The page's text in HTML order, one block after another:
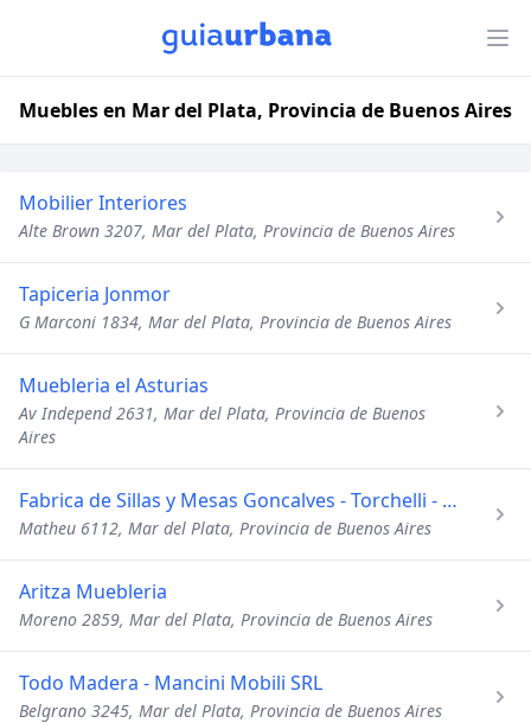
Muebles en Mar del Plata, Provincia de Buenos Aires
Mobilier Interiores
Alte Brown 3207, Mar del Plata, Provincia de Buenos Aires
Tapiceria Jonmor
G Marconi 1834, Mar del Plata, Provincia de Buenos Aires
Muebleria el Asturias
Av Independ 2631, Mar del Plata, Provincia de Buenos
Aires
Fabrica de Sillas y Mesas Goncalves - Torchelli - Taylor
Matheu 6112, Mar del Plata, Provincia de Buenos Aires
Aritza Muebleria
Moreno 2859, Mar del Plata, Provincia de Buenos Aires
Todo Madera - Mancini Mobili SRL
Belgrano 3245, Mar del Plata, Provincia de Buenos Aires